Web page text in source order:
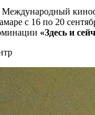
с 16 по 20
«Здесь и